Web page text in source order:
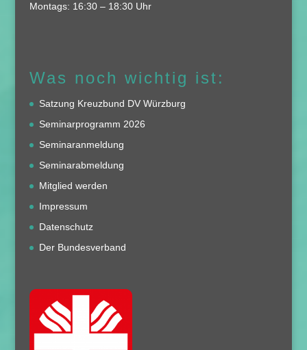
Montags: 16:30 – 18:30 Uhr
Was noch wichtig ist:
Satzung Kreuzbund DV Würzburg
Seminarprogramm 2026
Seminaranmeldung
Seminarabmeldung
Mitglied werden
Impressum
Datenschutz
Der Bundesverband